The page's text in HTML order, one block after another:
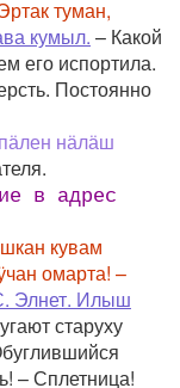
туман,
кумыл. – Какой
его испортила.
Постоянно
нӓлӓш
в адрес
кувам
омарта! –
Элнет. Илыш
старуху
– Сплетница!